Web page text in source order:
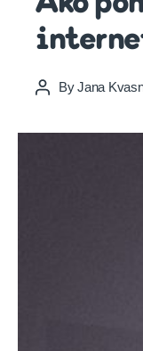
PostByJana